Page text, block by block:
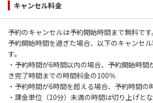
キャンセル料金
予約のキャンセルは予約開始時間まで無料です
予約開始時間を過ぎた場合、以下のキャンセ
す。
・予約時間が6時間以内の場合、予約開始時間
き完了時間までの時間料金の100％
・予約時間が6時間を超える場合、予約時間の
・課金単位（10分）未満の時間は切り上げとな